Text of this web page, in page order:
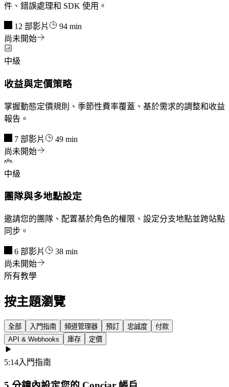
件、錯誤處理和 SDK 使用。
12 部影片
94 min
尚未開始
中級
收益與定價策略
掌握動態定價規則、季節性費率覆蓋、基於需求的調整和收益
報告。
7 部影片
49 min
尚未開始
中級
團隊與多地點設定
邀請您的團隊、配置基於角色的權限、設定分支地點並跨站點
同步。
6 部影片
38 min
尚未開始
所有教學
按主題瀏覽
全部 入門指南 頻道管理器 預訂 忠誠度
付款
API & Webhooks
庫存 定價
5:14入門指南